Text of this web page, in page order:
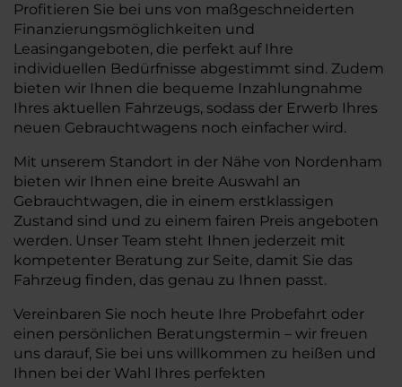
Profitieren Sie bei uns von maßgeschneiderten
Finanzierungsmöglichkeiten und
Leasingangeboten, die perfekt auf Ihre
individuellen Bedürfnisse abgestimmt sind. Zudem
bieten wir Ihnen die bequeme Inzahlungnahme
Ihres aktuellen Fahrzeugs, sodass der Erwerb Ihres
neuen Gebrauchtwagens noch einfacher wird.
Mit unserem Standort in der Nähe von Nordenham
bieten wir Ihnen eine breite Auswahl an
Gebrauchtwagen, die in einem erstklassigen
Zustand sind und zu einem fairen Preis angeboten
werden. Unser Team steht Ihnen jederzeit mit
kompetenter Beratung zur Seite, damit Sie das
Fahrzeug finden, das genau zu Ihnen passt.
Vereinbaren Sie noch heute Ihre Probefahrt oder
einen persönlichen Beratungstermin – wir freuen
uns darauf, Sie bei uns willkommen zu heißen und
Ihnen bei der Wahl Ihres perfekten